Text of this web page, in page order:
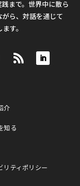
まで。世界中に散ら
ら、対話を通じて
す。
介
知る
リティポリシー